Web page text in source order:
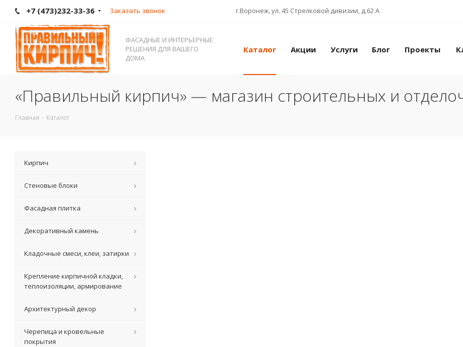
+7 (473)232-33-36 Заказать звонок г.Воронеж, ул. 45 Стрелковой дивизии, д.62 А
ФАСАДНЫЕ И ИНТЕРЬЕРНЫЕ
РЕШЕНИЯ ДЛЯ ВАШЕГО
ДОМА
Каталог Акции Услуги Блог Проекты
«Правильный кирпич» — магазин строительных и
Главная - Каталог
Кирпич
Стеновые блоки
Фасадная плитка
Декоративный камень
Кладочные смеси, клеи, затирки
Крепление кирпичной кладки,
теплоизоляции, армирование
Архитектурный декор
Черепица и кровельные
покрытия